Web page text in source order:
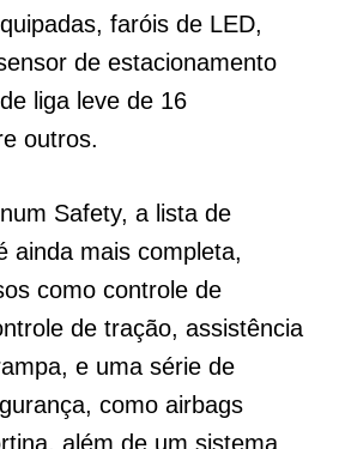
faróis de LED,
de estacionamento
liga leve de 16
outros.
Safety, a lista de
ainda mais completa,
como controle de
de tração, assistência
e uma série de
como airbags
além de um sistema